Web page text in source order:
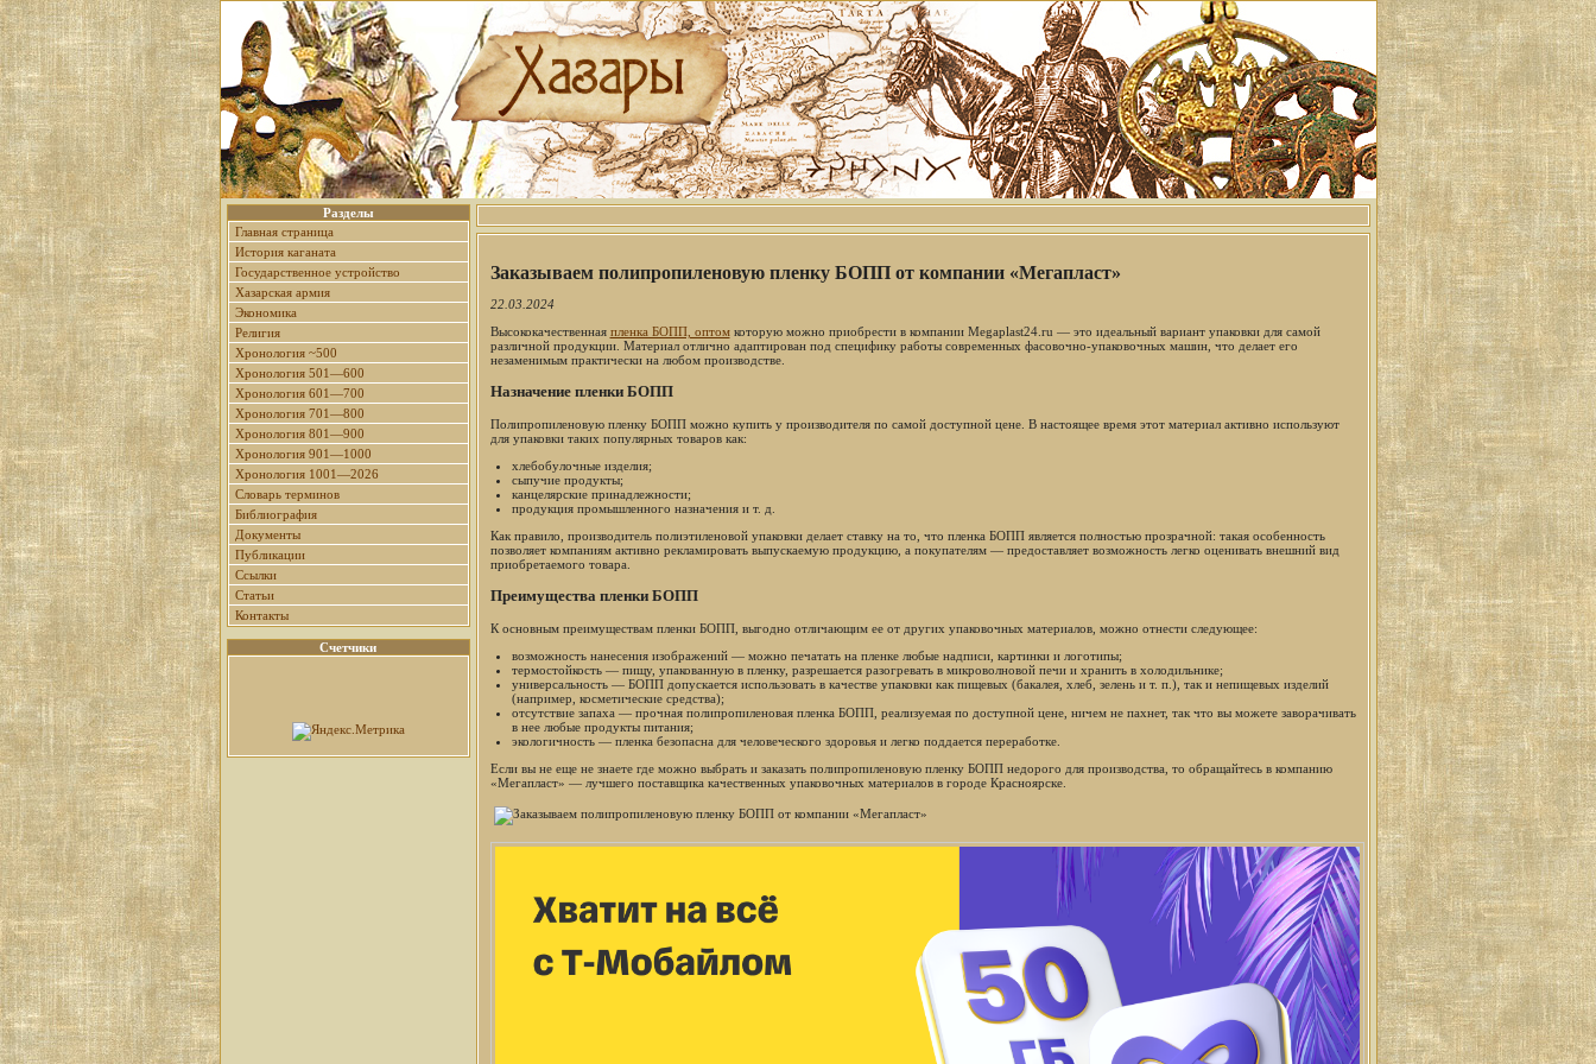
Разделы
Главная страница
История каганата
Государственное устройство
Хазарская армия
Экономика
Религия
Хронология ~500
Хронология 501—600
Хронология 601—700
Хронология 701—800
Хронология 801—900
Хронология 901—1000
Хронология 1001—2026
Словарь терминов
Библиография
Документы
Публикации
Ссылки
Статьи
Контакты
Счетчики
Заказываем полипропиленовую пленку БОПП от компании «Мегапласт»
22.03.2024
Высококачественная пленка БОПП, оптомкоторую можно приобрести в компании Megaplast24.ru — это идеальный вариант упаковки для самой
различной продукции. Материал отлично адаптирован под специфику работы современных фасовочно-упаковочных машин, что делает его
незаменимым практически на любом производстве.
Назначение пленки БОПП
Полипропиленовую пленку БОПП можно купить у производителя по самой доступной цене. В настоящее время этот материал активно используют
для упаковки таких популярных товаров как:
хлебобулочные изделия;
сыпучие продукты;
канцелярские принадлежности;
продукция промышленного назначения и т. д.
Как правило, производитель полиэтиленовой упаковки делает ставку на то, что пленка БОПП является полностью прозрачной: такая особенность
позволяет компаниям активно рекламировать выпускаемую продукцию, а покупателям — предоставляет возможность легко оценивать внешний вид
приобретаемого товара.
Преимущества пленки БОПП
К основным преимуществам пленки БОПП, выгодно отличающим ее от других упаковочных материалов, можно отнести следующее:
возможность нанесения изображений — можно печатать на пленке любые надписи, картинки и логотипы;
термостойкость — пищу, упакованную в пленку, разрешается разогревать в микроволновой печи и хранить в холодильнике;
универсальность — БОПП допускается использовать в качестве упаковки как пищевых (бакалея, хлеб, зелень и т. п.), так и непищевых изделий
(например, косметические средства);
отсутствие запаха — прочная полипропиленовая пленка БОПП, реализуемая по доступной цене, ничем не пахнет, так что вы можете заворачивать
в нее любые продукты питания;
экологичность — пленка безопасна для человеческого здоровья и легко поддается переработке.
Если вы не еще не знаете где можно выбрать и заказать полипропиленовую пленку БОПП недорого для производства, то обращайтесь в компанию
«Мегапласт» — лучшего поставщика качественных упаковочных материалов в городе Красноярске.